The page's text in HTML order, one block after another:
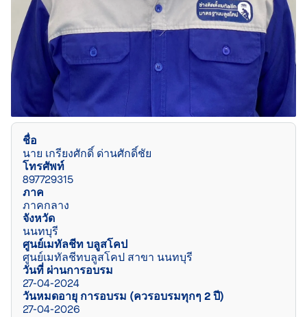
ชื่อ
นาย เกรียงศักดิ์ ด่านศักดิ์ชัย
โทรศัพท์
897729315
ภาค
ภาคกลาง
จังหวัด
นนทบุรี
ศูนย์เมทัลชีท บลูสโคป
ศูนย์เมทัลชีทบลูสโคป สาขา นนทบุรี
วันที่ ผ่านการอบรม
27-04-2024
วันหมดอายุ การอบรม (ควรอบรมทุกๆ 2 ปี)
27-04-2026